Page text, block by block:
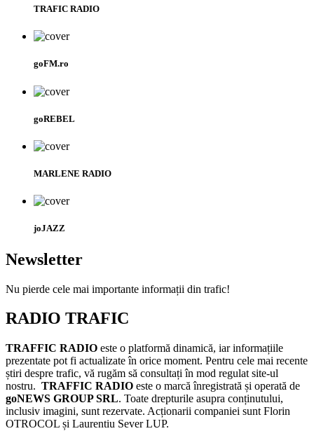
TRAFIC RADIO
goFM.ro
goREBEL
MARLENE RADIO
joJAZZ
Newsletter
Nu pierde cele mai importante informații din trafic!
RADIO TRAFIC
TRAFFIC RADIO este o platformă dinamică, iar informațiile
prezentate pot fi actualizate în orice moment. Pentru cele mai recente
știri despre trafic, vă rugăm să consultați în mod regulat site-ul
nostru. TRAFFIC RADIO este o marcă înregistrată și operată de
goNEWS GROUP SRL. Toate drepturile asupra conținutului,
inclusiv imagini, sunt rezervate. Acționarii companiei sunt Florin
OTROCOL și Laurentiu Sever LUP.